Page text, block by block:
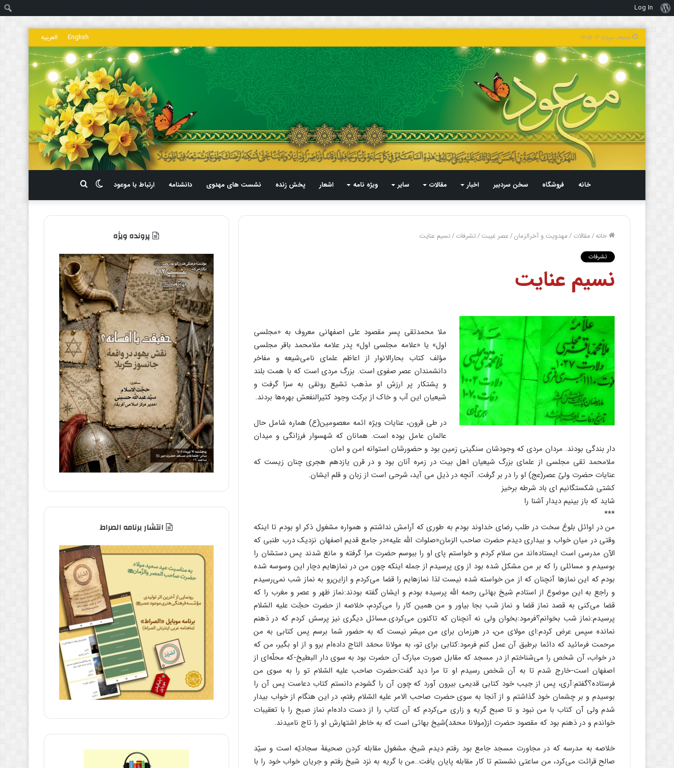
درباره
وردپرس
Log In
جمعه, مرداد ۱۶ ۱۴۰۵ English العربیه
خانه فروشگاه سخن سردبیر اخبار مقالات سایر ویژه نامه اشعار پخش زنده نشست های مهدوی دانشنامه ارتباط با موعود
برای
تغییر
پوسته
خانه/مقالات/مهدویت و آخرالزمان/عصر غیبت/تشرفات/نسیم عنایت
تشرفات
نسیم عنایت
ملا محمدتقی پسر مقصود علی اصفهانی معروف به «مجلسی
اول» یا «علامه مجلسی اول» پدر علامه ملامحمد باقر مجلسی
مؤلف کتاب بحارالانوار از اعاظم علمای نامی‌شیعه و مفاخر
دانشمندان عصر صفوی است. بزرگ مردی است که با همت بلند
و پشتکار پر ارزش او مذهب تشیع رونقی به سزا گرفت و
شیعیان این آب و خاک از برکت وجود کثیرالنفعش بهره‌ها بردند.
در طی قرون، عنایات ویژه ائمه معصومین(ع) هماره شامل حال
عالمان عامل بوده است. همانان که شهسوار فرزانگی و میدان
دار بندگی بودند. مردان مردی که وجودشان سنگینی زمین بود و حضورشان استوانه امن و امان.
ملامحمد تقی مجلسی از علمای بزرگ شیعیان اهل بیت در زمره آنان بود و در قرن یازدهم هجری چنان زیست که
عنایات حضرت ولیّ عصر(عج) او را در بر گرفت. آنچه در ذیل می آید، شرحی است از زبان و قلم ایشان.
کشتی شکستگانیم ای باد شرطه برخیز
شاید که باز بینیم دیدار آشنا را
***
من در اوائل بلوغ سخت در طلب رضاى خداوند بودم به طورى که آرامش نداشتم و همواره مشغول ذکر او بودم تا اینکه
وقتى در میان خواب و بیدارى دیدم حضرت صاحب الزمان«صلوات اللّه علیه»در جامع قدیم اصفهان نزدیک درب طنبى که
الآن مدرسى است ایستاده‌اند من سلام کردم و خواستم پاى او را ببوسم حضرت مرا گرفته و مانع شدند پس دستشان را
بوسیدم و مسائلى را که بر من مشکل شده بود از وى پرسیدم از جمله اینکه چون من در نمازهایم دچار این وسوسه شده
بودم که این نمازها آنچنان که از من خواسته شده نیست لذا نمازهایم را قضا مى‌کردم و ازاین‌رو به نماز شب نمى‌رسیدم
و راجع به این موضوع از استادم شیخ بهائى رحمه اللّه پرسیده بودم و ایشان گفته بودند:نماز ظهر و عصر و مغرب را که
قضا مى‌کنى به قصد نماز قضا و نماز شب بجا بیاور و من همین کار را مى‌کردم، خلاصه از حضرت حجّت علیه السّلام
پرسیدم:نماز شب بخوانم؟فرمود:بخوان ولى نه آنچنان که تاکنون مى‌کردى.مسائل دیگرى نیز پرسش کردم که در ذهنم
نمانده سپس عرض کردم:اى مولاى من، در هرزمان براى من میسّر نیست که به حضور شما برسم پس کتابى به من
مرحمت فرمائید که دائما برطبق آن عمل کنم فرمود:کتابى براى تو، به مولانا محمّد التاج داده‌ام برو و از او بگیر، من که
در خواب، آن شخص را مى‌شناختم از در مسجد که مقابل صورت مبارک آن حضرت بود به سوى دار البطیخ-که محلّه‌اى از
اصفهان است-خارج شدم تا به آن شخص رسیدم او تا مرا دید گفت:حضرت صاحب علیه السّلام تو را به سوى من
فرستاده؟گفتم:آرى، پس از جیب خود کتابى قدیمى بیرون آورد که چون آن را گشودم دانستم کتاب دعاست پس آن را
بوسیدم و بر چشمان خود گذاشتم و از آنجا به سوى حضرت صاحب الامر علیه السّلام رفتم، در این هنگام از خواب بیدار
شدم ولى آن کتاب با من نبود و تا صبح گریه و زارى مى‌کردم که آن کتاب را از دست داده‌ام نماز صبح را با تعقیبات
خواندم و در ذهنم بود که مقصود حضرت از(مولانا محمّد)شیخ بهائى است که به خاطر اشتهارش او را تاج نامیدند.
خلاصه به مدرسه که در مجاورت مسجد جامع بود رفتم دیدم شیخ، مشغول مقابله کردن صحیفۀ سجادیّه است و سیّد
صالح قرائت مى‌کرد، من ساعتى نشستم تا کار مقابله پایان یافت…من با گریه به نزد شیخ رفتم و جریان خواب خود را با
پرونده ویژه
انتشار برنامه الصراط